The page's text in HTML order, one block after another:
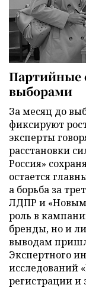
Партийные
выборами
За месяц до
фиксируют
эксперты
расстановки
Россия»
остается
а борьба за
ЛДПР и
роль в
бренды, но и
выводам
Экспертного
исследований
регистрации и